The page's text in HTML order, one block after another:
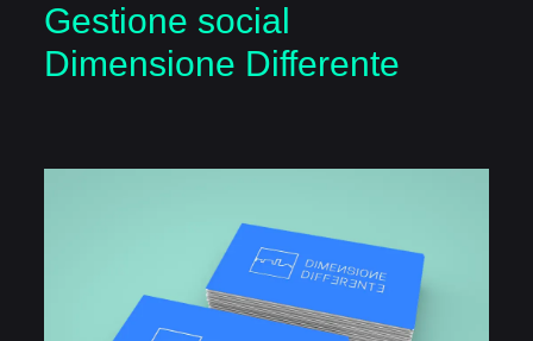
Gestione social
Dimensione Differente
Realizzazione Logo
Aziendale Dimensine
Differente: